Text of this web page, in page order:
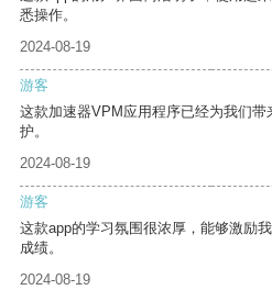
悉操作。
2024-08-19
游客
这款加速器VPM应用程序已经为我们
护。
2024-08-19
游客
这款app的学习氛围很浓厚，能够激励
成绩。
2024-08-19